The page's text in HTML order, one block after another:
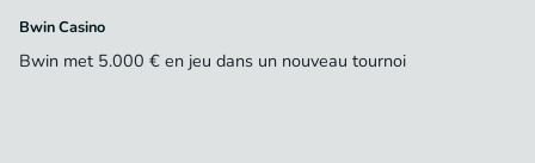
Bwin Casino
Bwin met 5.000 € en jeu dans un nouveau tournoi